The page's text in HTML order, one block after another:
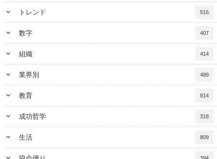
keyboard_arrow_down トレンド 516
keyboard_arrow_down 数字 407
keyboard_arrow_down 組織 414
keyboard_arrow_down 業界別 489
keyboard_arrow_down 教育 814
keyboard_arrow_down 成功哲学 318
keyboard_arrow_down 生活 809